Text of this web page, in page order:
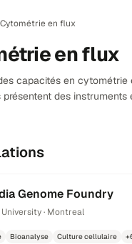
Cytométrie en flux
en flux
capacités en
présentent des
Genome Foundry
· Montreal
Bioanalyse Culture cellulaire